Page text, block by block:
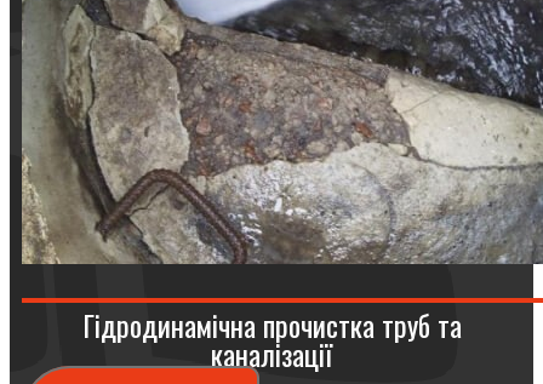
Гідродинамічна прочистка труб та
каналізації